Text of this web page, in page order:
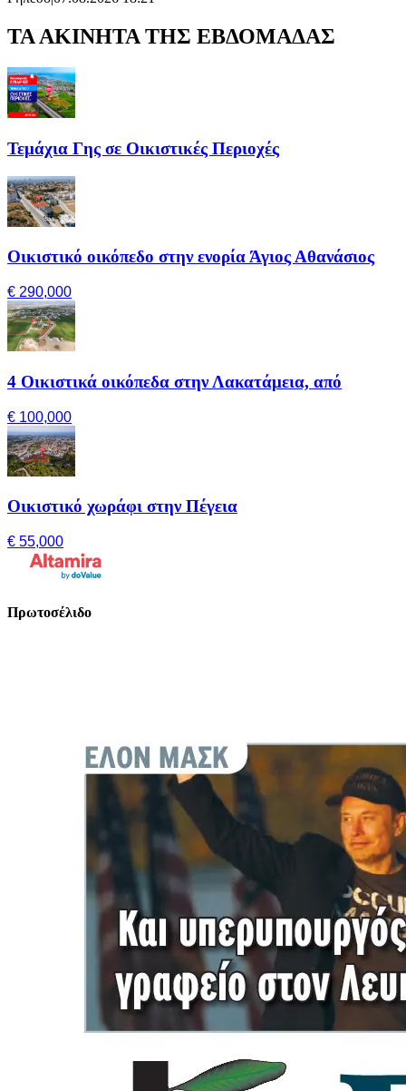
ΤΑ ΑΚΙΝΗΤΑ ΤΗΣ ΕΒΔΟΜΑΔΑΣ
Τεμάχια Γης σε Οικιστικές Περιοχές
Οικιστικό οικόπεδο στην ενορία Άγιος Αθανάσιος
€ 290,000
4 Οικιστικά οικόπεδα στην Λακατάμεια, από
€ 100,000
Οικιστικό χωράφι στην Πέγεια
€ 55,000
Πρωτοσέλιδο